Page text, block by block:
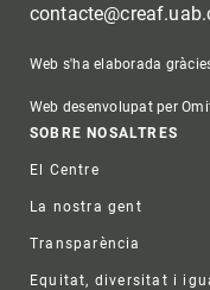
Web s'ha elaborada
Web desenvolupat per
Footer
SOBRE NOSALTRES
El Centre
La nostra gent
Transparència
Equitat, diversitat i